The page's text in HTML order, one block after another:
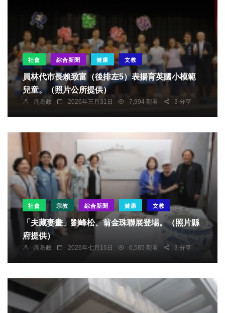
社會 綜合新聞 健康 文教
員林代市長賴致富（後排左5）表揚育英國小模範
兒童。（照片公所提供）
周為政 2026年三月31日 7,994 觀看 3 分享
社會 宗教 綜合新聞 健康 文教
「夫藏妻畫」劉峰松、翁金珠聯展登場。（照片縣
府提供）
周為政 2026年七月16日 6,585 觀看 3 分享